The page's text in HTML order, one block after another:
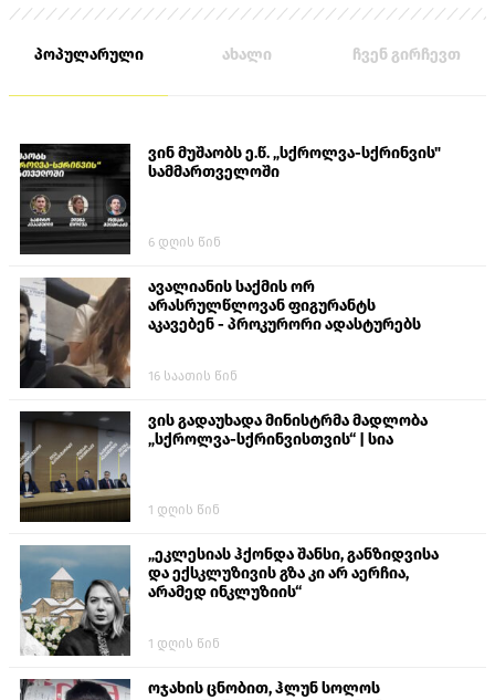
პოპულარული ახალი ჩვენ გირჩევთ
ვინ მუშაობს ე.წ. „სქროლვა-სქრინვის"
სამმართველოში
6 დღის წინ
ავალიანის საქმის ორ
არასრულწლოვან ფიგურანტს
აკავებენ - პროკურორი ადასტურებს
16 საათის წინ
ვის გადაუხადა მინისტრმა მადლობა
„სქროლვა-სქრინვისთვის“ | სია
1 დღის წინ
„ეკლესიას ჰქონდა შანსი, განზიდვისა
და ექსკლუზივის გზა კი არ აერჩია,
არამედ ინკლუზიის“
1 დღის წინ
ოჯახის ცნობით, ჰლუნ სოლოს